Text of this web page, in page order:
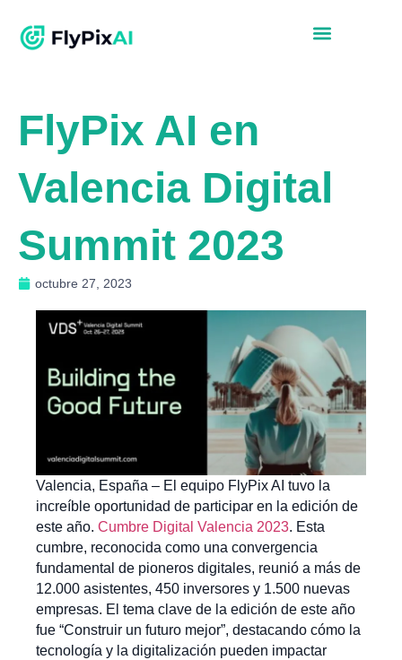
FlyPix AI en
Valencia Digital
Summit 2023
octubre 27, 2023
Valencia, España – El equipo FlyPix AI tuvo la
increíble oportunidad de participar en la edición de
este año. Cumbre Digital Valencia 2023. Esta
cumbre, reconocida como una convergencia
fundamental de pioneros digitales, reunió a más de
12.000 asistentes, 450 inversores y 1.500 nuevas
empresas. El tema clave de la edición de este año
fue “Construir un futuro mejor”, destacando cómo la
tecnología y la digitalización pueden impactar